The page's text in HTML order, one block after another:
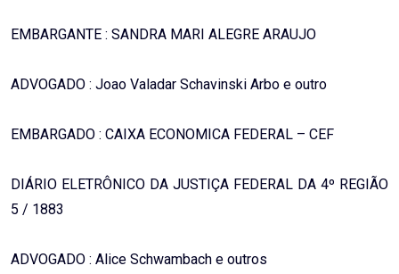
EMBARGANTE : SANDRA MARI ALEGRE ARAUJO
ADVOGADO : Joao Valadar Schavinski Arbo e outro
EMBARGADO : CAIXA ECONOMICA FEDERAL – CEF
DIÁRIO ELETRÔNICO DA JUSTIÇA FEDERAL DA 4º REGIÃO
5 / 1883
ADVOGADO : Alice Schwambach e outros